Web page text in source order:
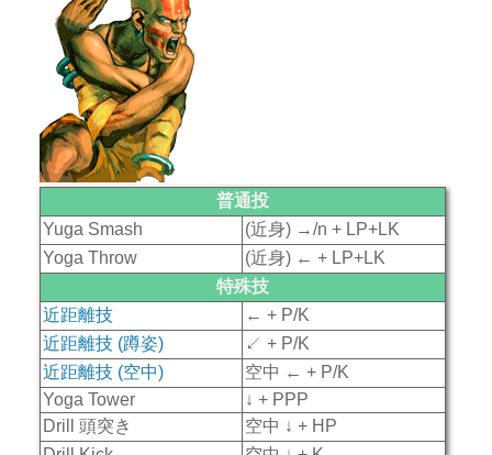
普通投
Yuga Smash
(近身) →/n + LP+LK
Yoga Throw
(近身) ← + LP+LK
特殊技
近距離技
← + P/K
近距離技 (蹲姿)
↙ + P/K
近距離技 (空中)
空中 ← + P/K
Yoga Tower
↓ + PPP
Drill 頭突き
空中 ↓ + HP